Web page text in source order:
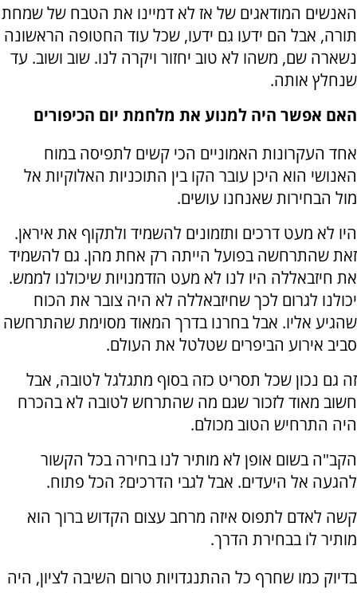
האנשים המודאגים של אז לא דמיינו את הטבח של שמחת
תורה, אבל הם ידעו גם ידעו, שכל עוד החטופה הראשונה
נשארה שם, משהו לא טוב יחזור ויקרה לנו. שוב ושוב. עד
שנחלץ אותה.
האם אפשר היה למנוע את מלחמת יום הכיפורים
אחד העקרונות האמוניים הכי קשים לתפיסה במוח
האנושי הוא היכן עובר הקו בין התוכניות האלוקיות אל
מול הבחירות שאנחנו עושים.
היו לא מעט דרכים ותזמונים להשמיד ולתקוף את איראן.
זאת שהתרחשה בפועל הייתה רק אחת מהן. גם להשמיד
את חיזבאללה היו לנו לא מעט הזדמנויות שיכולנו לממש.
יכולנו לגרום לכך שחיזבאללה לא היה צובר את הכוח
שהגיע אליו. אבל בחרנו בדרך המאוד מסוימת שהתרחשה
סביב אירוע הביפרים שטלטל את העולם.
זה גם נכון שכל תסריט כזה בסוף מתגלגל לטובה, אבל
חשוב מאוד לזכור שגם מה שהתרחש לטובה לא בהכרח
היה התרחיש הטוב מכולם.
הקב"ה בשום אופן לא מותיר לנו בחירה בכל הקשור
להגעה אל היעדים. אבל לגבי הדרכים? הכל פתוח.
קשה לאדם לתפוס איזה מרחב עצום הקדוש ברוך הוא
מותיר לו בבחירת הדרך.
בדיוק כמו שחרף כל ההתנגדויות טרום השיבה לציון, היה